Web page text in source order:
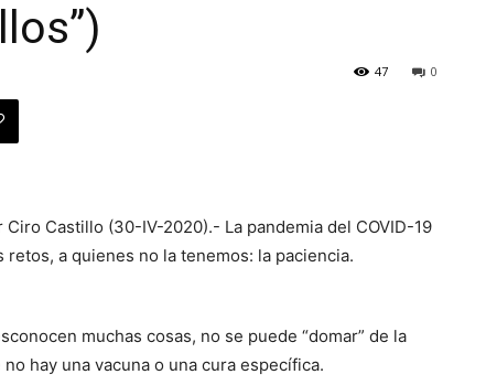
0
47
Ciro Castillo (30-IV-2020).- La pandemia del COVID-19
a quienes no la tenemos: la paciencia.
muchas cosas, no se puede “domar” de la
hay una vacuna o una cura específica.